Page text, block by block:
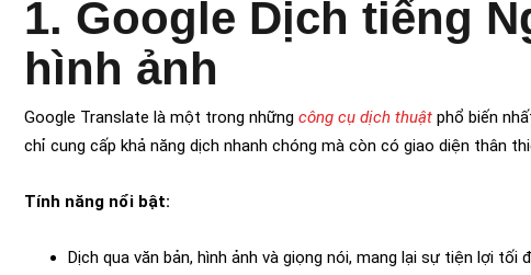
1. Google Dịch tiếng
hình ảnh
Google Translate là một trong những công cụ dịch thuật phổ biến
chỉ cung cấp khả năng dịch nhanh chóng mà còn có giao diện thân
Tính năng nổi bật:
Dịch qua văn bản, hình ảnh và giọng nói, mang lại sự tiện lợi tối